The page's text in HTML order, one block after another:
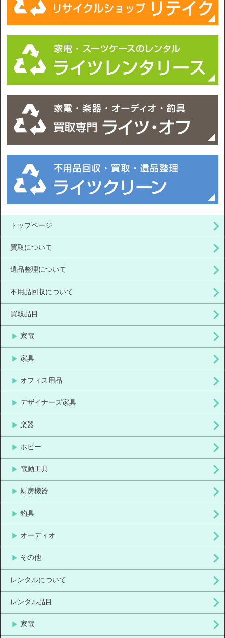
トップページ
買取について
遺品整理について
不用品回収について
買取品目
家電
家具
オフィス用品
デザイナーズ家具
楽器
ホビー
電動工具
厨房機器
釣具
オーディオ
その他
レンタルについて
レンタル品目
家電